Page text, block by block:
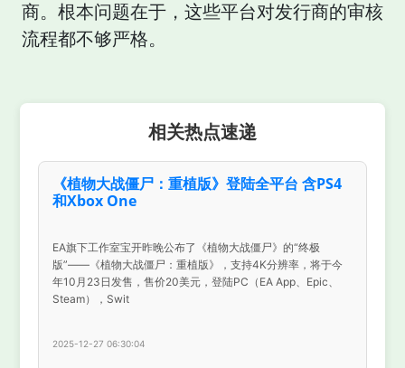
商。根本问题在于，这些平台对发行商的审核
流程都不够严格。
相关热点速递
《植物大战僵尸：重植版》登陆全平台 含PS4
和Xbox One
EA旗下工作室宝开昨晚公布了《植物大战僵尸》的“终极
版”——《植物大战僵尸：重植版》，支持4K分辨率，将于今
年10月23日发售，售价20美元，登陆PC（EA App、Epic、
Steam），Swit
2025-12-27 06:30:04